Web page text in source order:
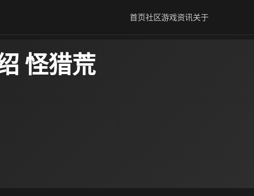
首页社区游戏资讯关于
怪猎荒